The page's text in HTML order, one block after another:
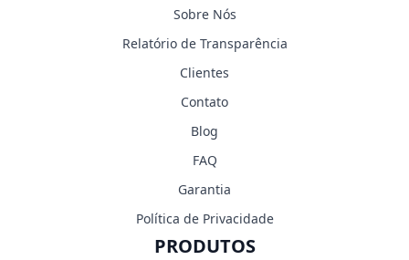
Sobre Nós
Relatório de Transparência
Clientes
Contato
Blog
FAQ
Garantia
Política de Privacidade
PRODUTOS